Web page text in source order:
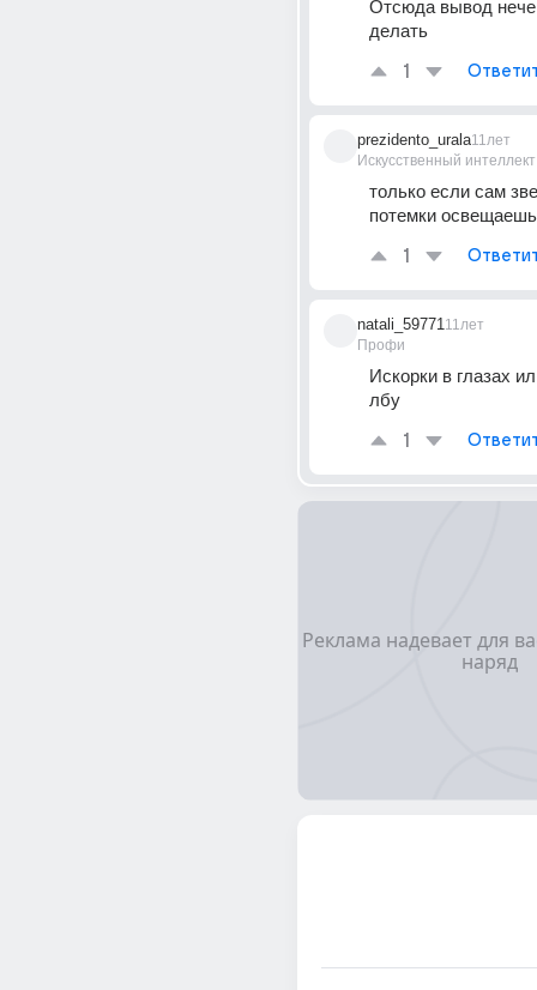
Отсюда вывод
делать
1
prezidento_urala
Искусственный интеллект
11лет
только если сам
потемки освещаешь
1
natali_59771
Профи
11лет
Искорки в глазах
лбу
1